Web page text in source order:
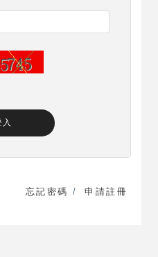
忘記密碼 / 申請註冊